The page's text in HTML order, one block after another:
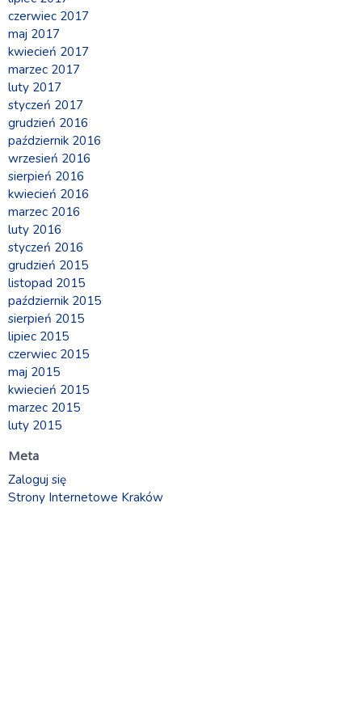
czerwiec 2017
maj 2017
kwiecień 2017
marzec 2017
luty 2017
styczeń 2017
grudzień 2016
październik 2016
wrzesień 2016
sierpień 2016
kwiecień 2016
marzec 2016
luty 2016
styczeń 2016
grudzień 2015
listopad 2015
październik 2015
sierpień 2015
lipiec 2015
czerwiec 2015
maj 2015
kwiecień 2015
marzec 2015
luty 2015
Meta
Zaloguj się
Strony Internetowe Kraków